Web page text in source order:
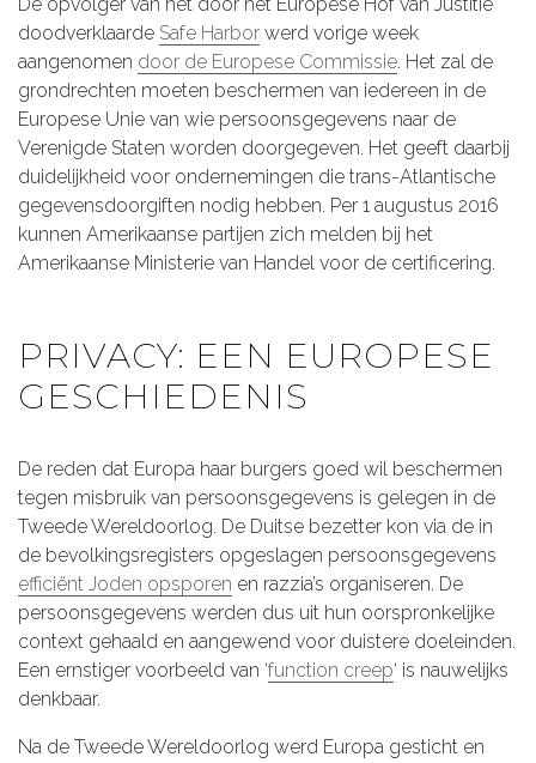
doodverklaarde Safe Harbor werd vorige week
aangenomen door de Europese Commissie. Het zal de
grondrechten moeten beschermen van iedereen in de
Europese Unie van wie persoonsgegevens naar de
Verenigde Staten worden doorgegeven. Het geeft daarbij
duidelijkheid voor ondernemingen die trans-Atlantische
gegevensdoorgiften nodig hebben. Per 1 augustus 2016
kunnen Amerikaanse partijen zich melden bij het
Amerikaanse Ministerie van Handel voor de certificering.
PRIVACY: EEN EUROPESE
GESCHIEDENIS
De reden dat Europa haar burgers goed wil beschermen
tegen misbruik van persoonsgegevens is gelegen in de
Tweede Wereldoorlog. De Duitse bezetter kon via de in
de bevolkingsregisters opgeslagen persoonsgegevens
efficiënt Joden opsporen en razzia’s organiseren. De
persoonsgegevens werden dus uit hun oorspronkelijke
context gehaald en aangewend voor duistere doeleinden.
Een ernstiger voorbeeld van ‘function creep‘ is nauwelijks
denkbaar.
Na de Tweede Wereldoorlog werd Europa gesticht en